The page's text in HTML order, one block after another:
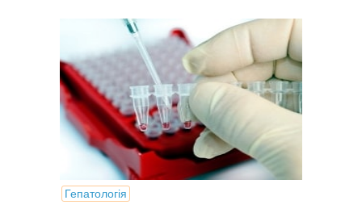
Гепатологія